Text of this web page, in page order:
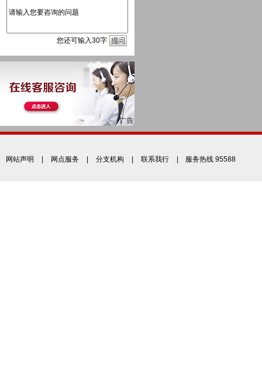
您还可输入30字
网站声明 网点服务 分支机构 联系我行 | 服务热线 95588